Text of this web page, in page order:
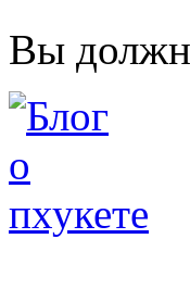
Вы